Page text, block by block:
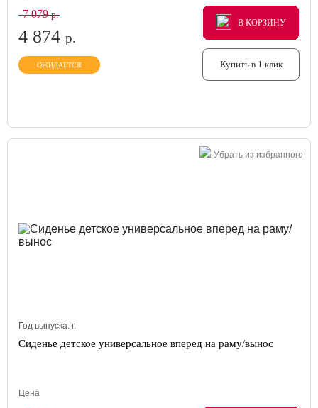
7 079р.
4 874 р.
ОЖИДАЕТСЯ
В КОРЗИНУ
В КОРЗИНУ
В КОРЗИНУ
Купить в 1 клик
Убрать из избранного
Год выпуска: г.
Сиденье детское универсальное вперед на раму/вынос
Цена